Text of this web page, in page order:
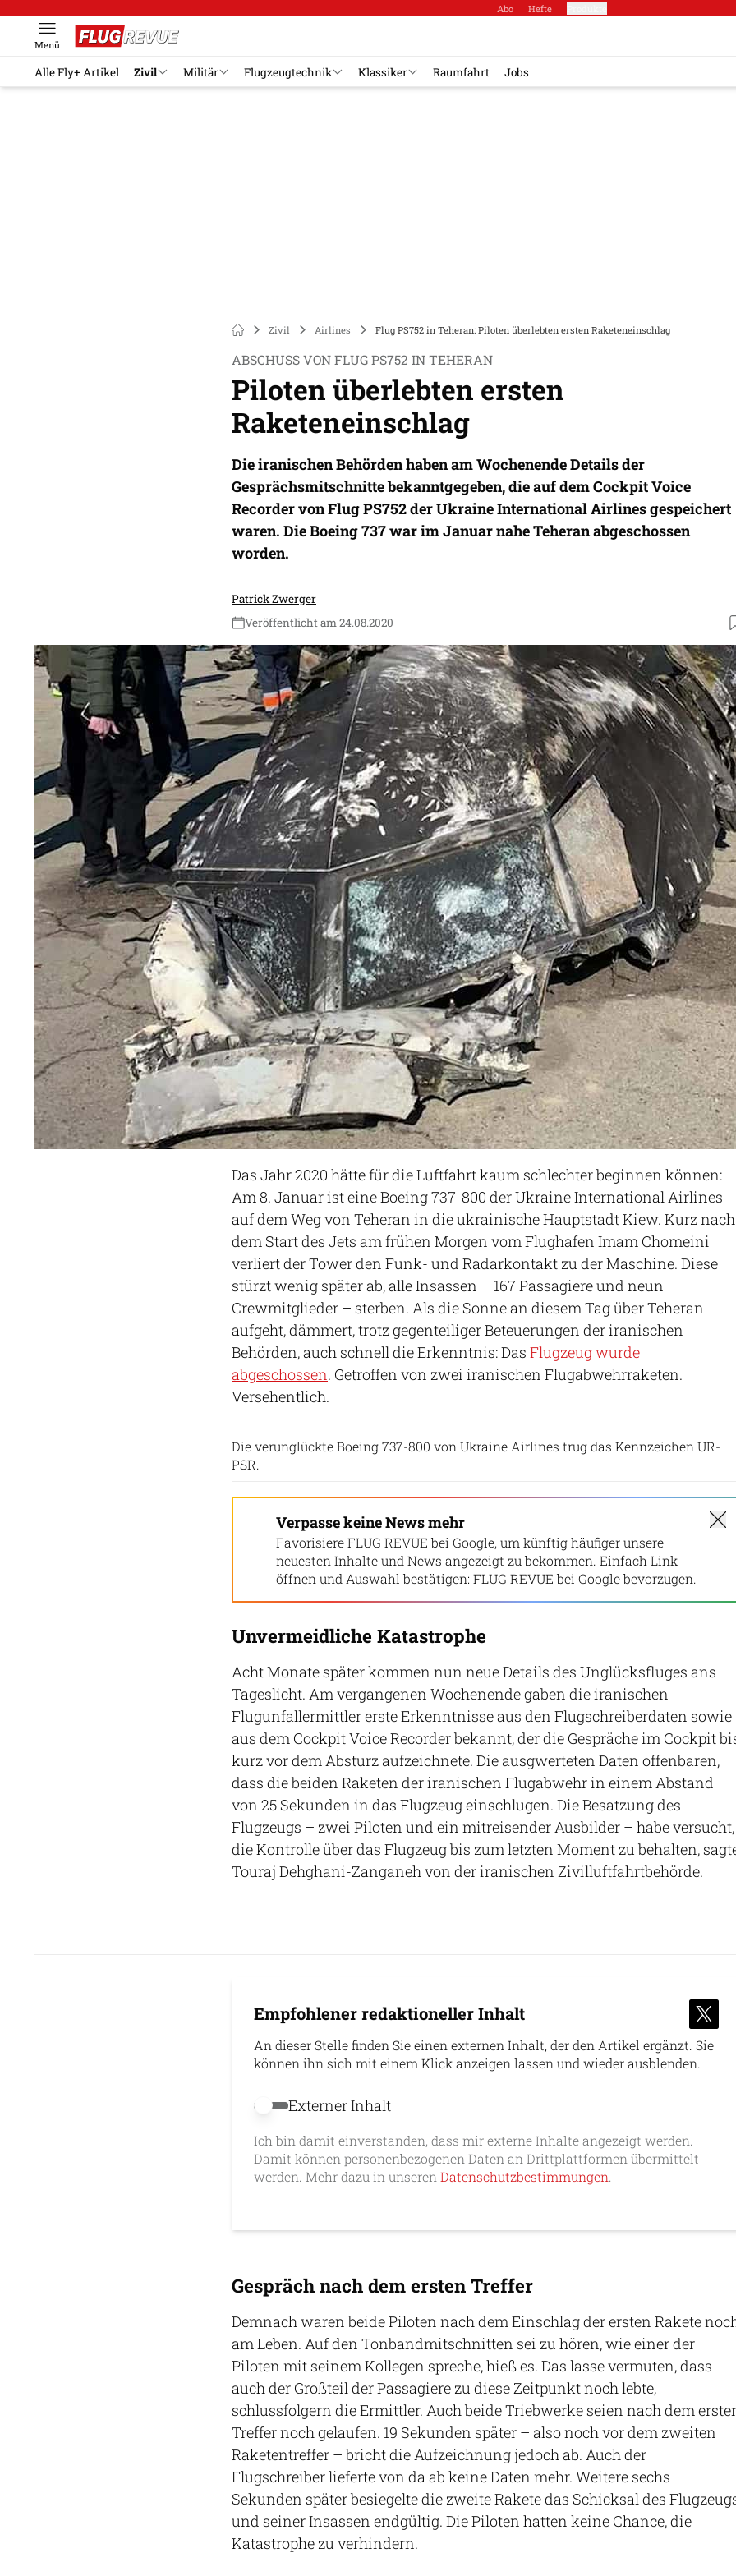
Abo Hefte
Menü
Alle Fly+ Artikel Zivil Militär Flugzeugtechnik Klassiker Raumfahrt Jobs
Zivil Airlines Flug PS752 in Teheran: Piloten überlebten ersten Raketeneinschlag
ABSCHUSS VON FLUG PS752 IN TEHERAN
Piloten überlebten ersten
Raketeneinschlag
Die iranischen Behörden haben am Wochenende Details der
Gesprächsmitschnitte bekanntgegeben, die auf dem Cockpit Voice
Recorder von Flug PS752 der Ukraine International Airlines gespeichert
waren. Die Boeing 737 war im Januar nahe Teheran abgeschossen
worden.
Patrick Zwerger
Veröffentlicht am 24.08.2020
Das Jahr 2020 hätte für die Luftfahrt kaum schlechter beginnen können:
Am 8. Januar ist eine Boeing 737-800 der Ukraine International Airlines
auf dem Weg von Teheran in die ukrainische Hauptstadt Kiew. Kurz nach
dem Start des Jets am frühen Morgen vom Flughafen Imam Chomeini
verliert der Tower den Funk- und Radarkontakt zu der Maschine. Diese
stürzt wenig später ab, alle Insassen – 167 Passagiere und neun
Crewmitglieder – sterben. Als die Sonne an diesem Tag über Teheran
aufgeht, dämmert, trotz gegenteiliger Beteuerungen der iranischen
Behörden, auch schnell die Erkenntnis: Das Flugzeug wurde
abgeschossen. Getroffen von zwei iranischen Flugabwehrraketen.
Versehentlich.
Die verunglückte Boeing 737-800 von Ukraine Airlines trug das Kennzeichen UR-
PSR.
Verpasse keine News mehr
Favorisiere FLUG REVUE bei Google, um künftig häufiger unsere
neuesten Inhalte und News angezeigt zu bekommen. Einfach Link
öffnen und Auswahl bestätigen: FLUG REVUE bei Google bevorzugen.
Unvermeidliche Katastrophe
Acht Monate später kommen nun neue Details des Unglücksfluges ans
Tageslicht. Am vergangenen Wochenende gaben die iranischen
Flugunfallermittler erste Erkenntnisse aus den Flugschreiberdaten sowie
aus dem Cockpit Voice Recorder bekannt, der die Gespräche im Cockpit
kurz vor dem Absturz aufzeichnete. Die ausgwerteten Daten offenbaren,
dass die beiden Raketen der iranischen Flugabwehr in einem Abstand
von 25 Sekunden in das Flugzeug einschlugen. Die Besatzung des
Flugzeugs – zwei Piloten und ein mitreisender Ausbilder – habe versucht,
die Kontrolle über das Flugzeug bis zum letzten Moment zu behalten,
Touraj Dehghani-Zanganeh von der iranischen Zivilluftfahrtbehörde.
Empfohlener redaktioneller Inhalt
An dieser Stelle finden Sie einen externen Inhalt, der den Artikel ergänzt. Sie
können ihn sich mit einem Klick anzeigen lassen und wieder ausblenden.
Externer Inhalt erlauben
Externer Inhalt
Ich bin damit einverstanden, dass mir externe Inhalte angezeigt werden.
Damit können personenbezogenen Daten an Drittplattformen übermittelt
werden. Mehr dazu in unseren Datenschutzbestimmungen.
Gespräch nach dem ersten Treffer
Demnach waren beide Piloten nach dem Einschlag der ersten Rakete
am Leben. Auf den Tonbandmitschnitten sei zu hören, wie einer der
Piloten mit seinem Kollegen spreche, hieß es. Das lasse vermuten, dass
auch der Großteil der Passagiere zu diese Zeitpunkt noch lebte,
schlussfolgern die Ermittler. Auch beide Triebwerke seien nach dem
Treffer noch gelaufen. 19 Sekunden später – also noch vor dem zweiten
Raketentreffer – bricht die Aufzeichnung jedoch ab. Auch der
Flugschreiber lieferte von da ab keine Daten mehr. Weitere sechs
Sekunden später besiegelte die zweite Rakete das Schicksal des
und seiner Insassen endgültig. Die Piloten hatten keine Chance, die
Katastrophe zu verhindern.